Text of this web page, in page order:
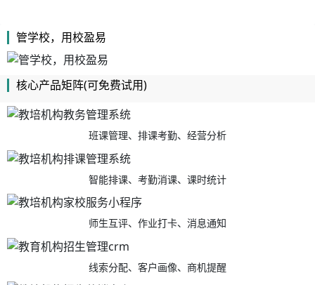
管学校，用校盈易
核心产品矩阵(可免费试用)
班课管理、排课考勤、经营分析
智能排课、考勤消课、课时统计
师生互评、作业打卡、消息通知
线索分配、客户画像、商机提醒